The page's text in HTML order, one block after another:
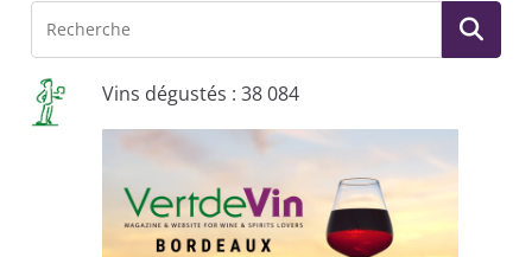
Vins dégustés : 38 084